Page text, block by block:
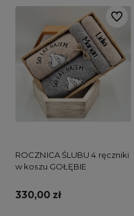
ROCZNICA ŚLUBU 4 ręczniki
w koszu GOŁĘBIE
330,00 zł
Do